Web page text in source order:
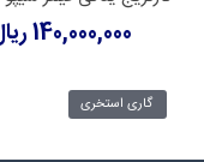
140,000,000 ریال
گاری استخری